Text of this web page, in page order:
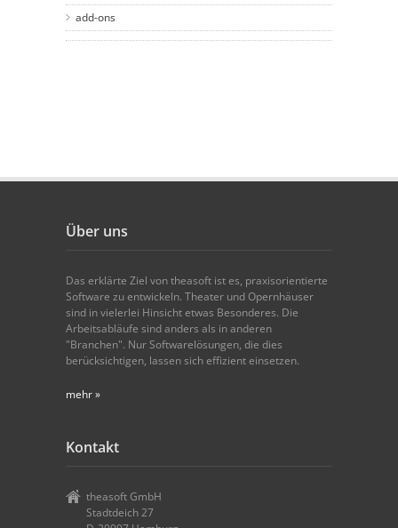
add-ons
Über uns
Das erklärte Ziel von theasoft ist es, praxisorientierte
Software zu entwickeln. Theater und Opernhäuser
sind in vielerlei Hinsicht etwas Besonderes. Die
Arbeitsabläufe sind anders als in anderen
"Branchen". Nur Softwarelösungen, die dies
berücksichtigen, lassen sich effizient einsetzen.
mehr »
Kontakt
theasoft GmbH
Stadtdeich 27